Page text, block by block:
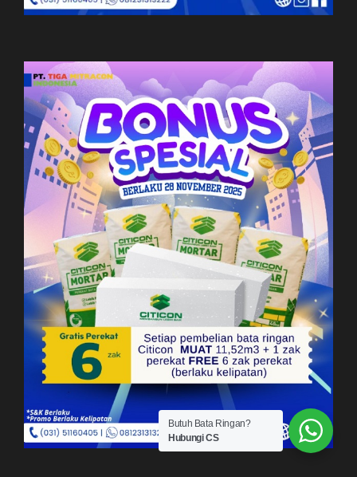
Butuh Bata Ringan?
Hubungi CS